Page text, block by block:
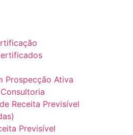
Prospecção Ativa
Receita Previsível
Previsível